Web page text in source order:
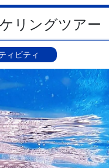
リングツアー
ィビティ